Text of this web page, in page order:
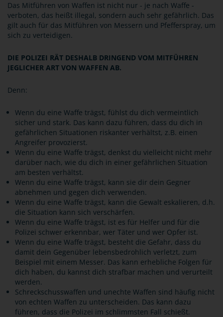
Das Mitführen von Waffen ist nicht nur - je nach Waffe -
verboten, das heißt illegal, sondern auch sehr gefährlich. Das
gilt auch für das Mitführen von Messern und Pfefferspray, um
sich zu verteidigen.
DIE POLIZEI RÄT DESHALB DRINGEND VOM MITFÜHREN
JEGLICHER ART VON WAFFEN AB.
Denn:
Wenn du eine Waffe trägst, fühlst du dich vermeintlich
sicher und stark. Das kann dazu führen, dass du dich in
gefährlichen Situationen riskanter verhältst, z.B. einen
Angreifer provozierst.
Wenn du eine Waffe trägst, denkst du vielleicht nicht mehr
darüber nach, wie du dich in einer gefährlichen Situation
am besten verhältst.
Wenn du eine Waffe trägst, kann sie dir dein Gegner
abnehmen und gegen dich verwenden.
Wenn du eine Waffe trägst, kann die Gewalt eskalieren, d.h.
die Situation kann sich verschärfen.
Wenn du eine Waffe trägst, ist es für Helfer und für die
Polizei schwer erkennbar, wer Täter und wer Opfer ist.
Wenn du eine Waffe trägst, besteht die Gefahr, dass du
damit dein Gegenüber lebensbedrohlich verletzt, zum
Beispiel mit einem Messer. Das kann erhebliche Folgen für
dich haben, du kannst dich strafbar machen und verurteilt
werden.
Schreckschusswaffen und unechte Waffen sind häufig nicht
von echten Waffen zu unterscheiden. Das kann dazu
führen, dass die Polizei im schlimmsten Fall schießt.